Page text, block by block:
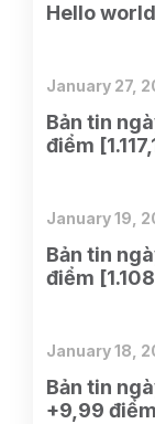
Hello
Bản tin
điểm
January 27,
Bản tin
điểm
January 19,
Bản tin
+9,99
January 18,